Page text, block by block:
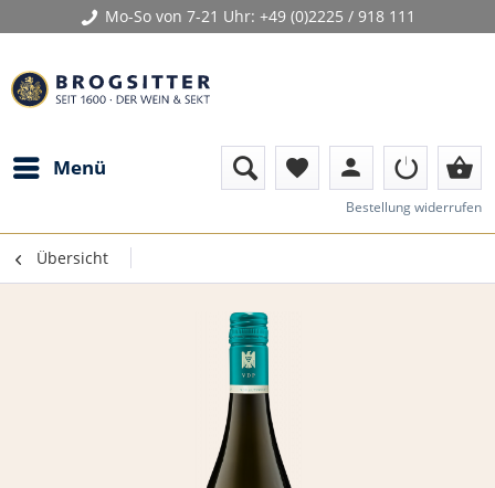
Mo-So von 7-21 Uhr: +49 (0)2225 / 918 111
Menü favorite person shopping_basket
Bestellung widerrufen
Übersicht